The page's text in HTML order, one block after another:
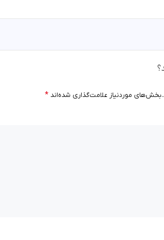
بخش‌های موردنیاز علامت‌گذاری شده‌اند *